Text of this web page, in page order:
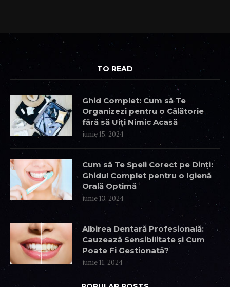
TO READ
Ghid Complet: Cum să Te
Organizezi pentru o Călătorie
fără să Uiți Nimic Acasă
iunie 15, 2024
Cum să Te Speli Corect pe Dinți:
Ghidul Complet pentru o Igienă
Orală Optimă
iunie 13, 2024
Albirea Dentară Profesională:
Cauzează Sensibilitate și Cum
Poate Fi Gestionată?
iunie 11, 2024